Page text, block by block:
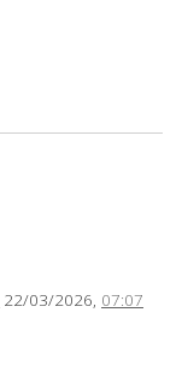
22/03/2026, 07:07